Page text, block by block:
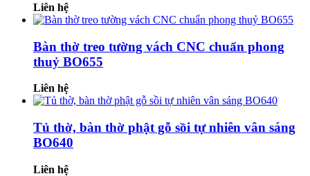
Liên hệ
Bàn thờ treo tường vách CNC chuẩn phong
thuỷ BO655
Liên hệ
Tủ thờ, bàn thờ phật gỗ sồi tự nhiên vân sáng
BO640
Liên hệ